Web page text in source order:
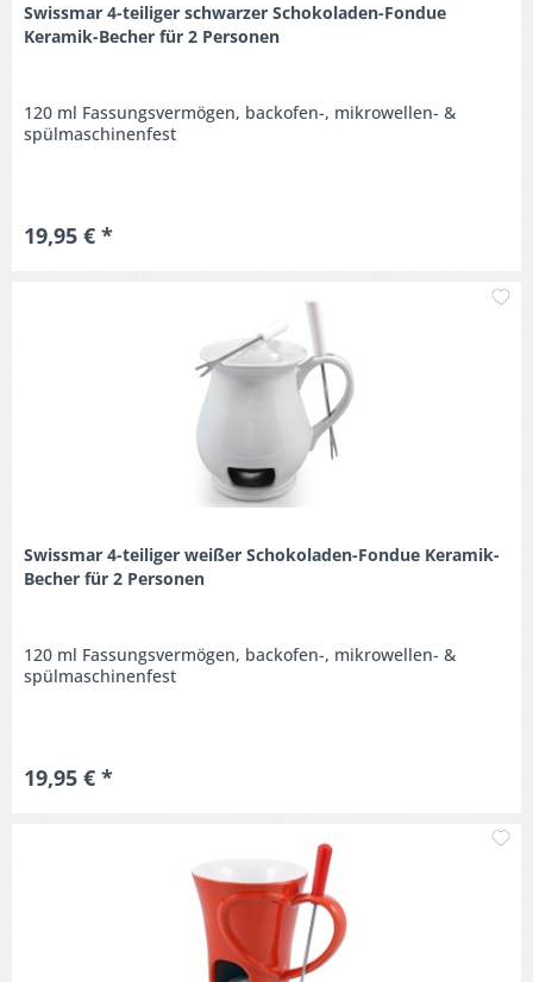
Swissmar 4-teiliger schwarzer Schokoladen-Fondue
Keramik-Becher für 2 Personen
120 ml Fassungsvermögen, backofen-, mikrowellen- &
spülmaschinenfest
19,95 € *
Swissmar 4-teiliger weißer Schokoladen-Fondue Keramik-
Becher für 2 Personen
120 ml Fassungsvermögen, backofen-, mikrowellen- &
spülmaschinenfest
19,95 € *